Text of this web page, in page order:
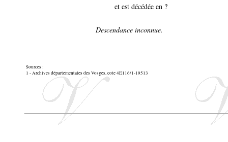
et est décédée en ?
Descendance inconnue.
Sources :
1 - Archives départementales des Vosges, cote 4E116/1-19513